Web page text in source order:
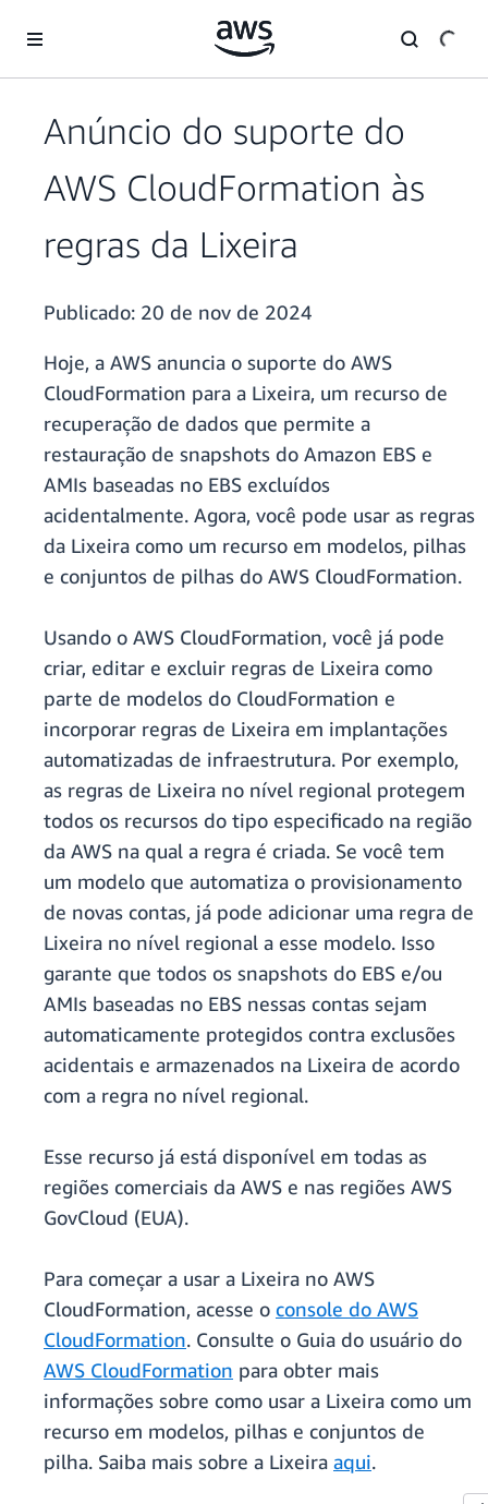
Pular para o conteúdo principal
Anúncio do suporte do
AWS CloudFormation às
regras da Lixeira
Publicado: 20 de nov de 2024
Hoje, a AWS anuncia o suporte do AWS
CloudFormation para a Lixeira, um recurso de
recuperação de dados que permite a
restauração de snapshots do Amazon EBS e
AMIs baseadas no EBS excluídos
acidentalmente. Agora, você pode usar as regras
da Lixeira como um recurso em modelos, pilhas
e conjuntos de pilhas do AWS CloudFormation.
Usando o AWS CloudFormation, você já pode
criar, editar e excluir regras de Lixeira como
parte de modelos do CloudFormation e
incorporar regras de Lixeira em implantações
automatizadas de infraestrutura. Por exemplo,
as regras de Lixeira no nível regional protegem
todos os recursos do tipo especificado na região
da AWS na qual a regra é criada. Se você tem
um modelo que automatiza o provisionamento
de novas contas, já pode adicionar uma regra de
Lixeira no nível regional a esse modelo. Isso
garante que todos os snapshots do EBS e/ou
AMIs baseadas no EBS nessas contas sejam
automaticamente protegidos contra exclusões
acidentais e armazenados na Lixeira de acordo
com a regra no nível regional.
Esse recurso já está disponível em todas as
regiões comerciais da AWS e nas regiões AWS
GovCloud (EUA).
Para começar a usar a Lixeira no AWS
CloudFormation, acesse o console do AWS
CloudFormation. Consulte o Guia do usuário do
AWS CloudFormation para obter mais
informações sobre como usar a Lixeira como um
recurso em modelos, pilhas e conjuntos de
pilha. Saiba mais sobre a Lixeira aqui.